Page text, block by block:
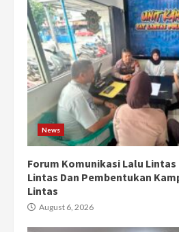
News
Forum Komunikasi Lalu
Lintas Dan Pembentukan
Lintas
August 6, 2026